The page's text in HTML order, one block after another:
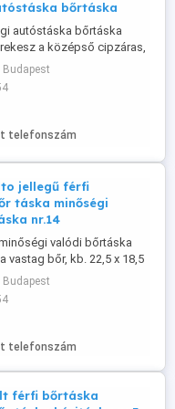
bőrtáska
autóstáska bőrtáska
a középső cipzáras,
zseb. Zárkulcsa nincs
nem a legszebb esztétikai
az ára. Mérete: 22, 5 x
nem inge, ne vegye
azokat akik: - "Nem
Budapest
telefonszám
jellegű férfi
táska minőségi
nr.14
valódi bőrtáska
vastag bőr, kb. 22,5 x 18,5
nagy rekesz, a kettő között
elől - hátul zseb,
állítható 105 cm. Zárkulcsa
végig figyelmesen a
és a képeket is
Budapest
telefonszám
férfi bőrtáska